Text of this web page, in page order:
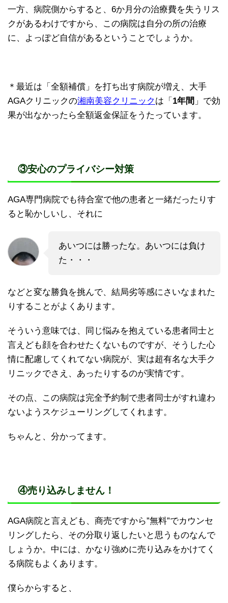
一方、病院側からすると、6か月分の治療費を失うリス
クがあるわけですから、この病院は自分の所の治療
に、よっぽど自信があるということでしょうか。
＊最近は「全額補償」を打ち出す病院が増え、大手
AGAクリニックの湘南美容クリニック は「 1年間 」で効
果が出なかったら全額返金保証をうたっています。
③安心のプライバシー対策
AGA専門病院でも待合室で他の患者と一緒だったりす
ると恥かしいし、それに
あいつには勝ったな。あいつには負け
た・・・
などと変な勝負を挑んで、結局劣等感にさいなまれた
りすることがよくあります。
そういう意味では、同じ悩みを抱えている患者同士と
言えども顔を合わせたくないものですが、そうした心
情に配慮してくれてない病院が、実は超有名な大手ク
リニックでさえ、あったりするのが実情です。
その点、この病院は完全予約制で患者同士がすれ違わ
ないようスケジューリングしてくれます。
ちゃんと、分かってます。
④売り込みしません！
AGA病院と言えども、商売ですから”無料”でカウンセ
リングしたら、その分取り返したいと思うものなんで
しょうか。中には、かなり強めに売り込みをかけてく
る病院もよくあります。
僕らからすると、